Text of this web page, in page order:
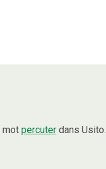
mot percuterdans Usito.